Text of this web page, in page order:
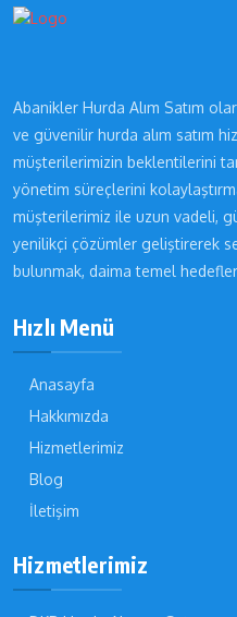
Abanikler Hurda Alım Satım
ve güvenilir hurda alım satım
müşterilerimizin beklentilerini
yönetim süreçlerini
müşterilerimiz ile uzun vadeli,
yenilikçi çözümler geliştirerek
bulunmak, daima temel
Hızlı Menü
Anasayfa
Hakkımızda
Hizmetlerimiz
Blog
İletişim
Hizmetlerimiz